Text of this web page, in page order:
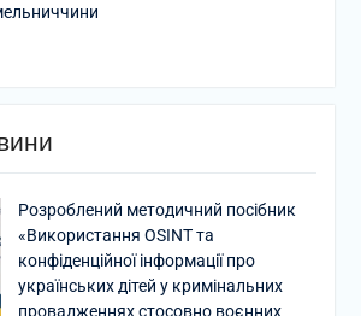
Розроблений методичний посібник
«Використання OSINT та
конфіденційної інформації про
українських дітей у кримінальних
провадженнях стосовно воєнних